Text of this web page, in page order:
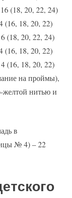
(18, 20, 22, 24)
(16, 18, 20, 22)
(18, 20, 22, 24)
(16, 18, 20, 22)
(16, 18, 20, 22)
на проймы),
желтой нитью и
в
№ 4) – 22